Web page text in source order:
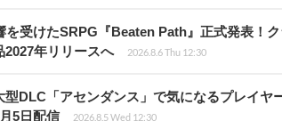
を受けたSRPG『Beaten Path』正式発表！
年リリースへ
2026.8.6 Thu 12:30
型DLC「アセンダンス」で気になるプレイヤ
5日配信
2026.8.5 Wed 12:30